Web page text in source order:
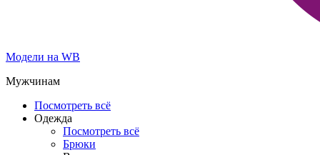
Модели на WB
Мужчинам
Посмотреть всё
Одежда
Посмотреть всё
Брюки